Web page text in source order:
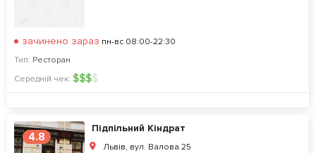
зачинено зараз пн-вс 08:00-22:30
Тип: Ресторан
Середній чек: $$$$
4.8
Підпільний Кіндрат
Львів, вул. Валова 25